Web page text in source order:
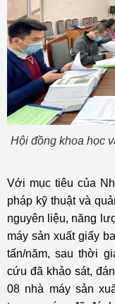
Hội đồng khoa học
Với mục tiêu của
pháp kỹ thuật và
nguyên liệu, năng
máy sản xuất giấy
tấn/năm, sau thời
cứu đã khảo sát,
08 nhà máy sản